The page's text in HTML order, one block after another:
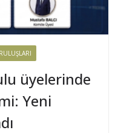
üyelerinde
Yeni